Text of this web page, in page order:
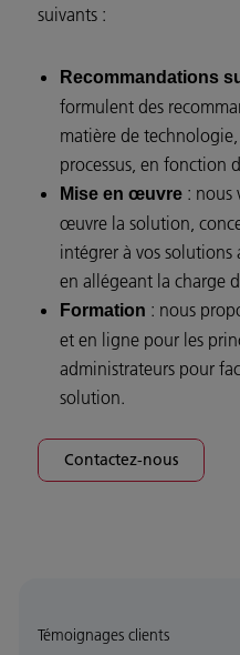
suivants :
Recommandations
formulent des
matière de
processus, en fonction
Mise en œuvre : nous
œuvre la solution,
intégrer à vos solutions
en allégeant la charge
Formation : nous
et en ligne pour les
administrateurs pour
solution.
Contactez-nous
Témoignages clients